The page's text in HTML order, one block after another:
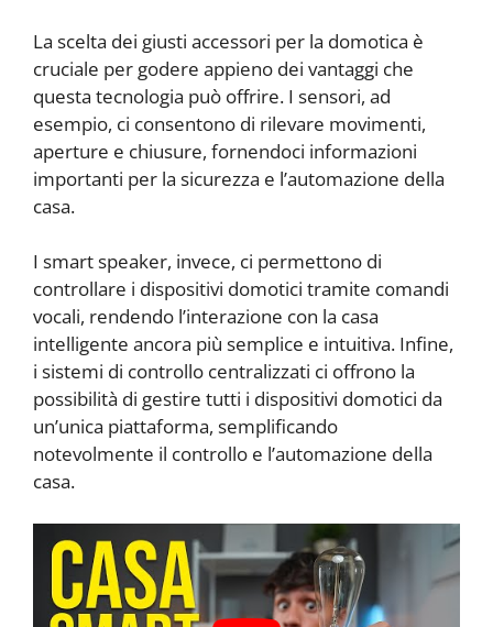
La scelta dei giusti accessori per la domotica è
cruciale per godere appieno dei vantaggi che
questa tecnologia può offrire. I sensori, ad
esempio, ci consentono di rilevare movimenti,
aperture e chiusure, fornendoci informazioni
importanti per la sicurezza e l’automazione della
casa.
I smart speaker, invece, ci permettono di
controllare i dispositivi domotici tramite comandi
vocali, rendendo l’interazione con la casa
intelligente ancora più semplice e intuitiva. Infine,
i sistemi di controllo centralizzati ci offrono la
possibilità di gestire tutti i dispositivi domotici da
un’unica piattaforma, semplificando
notevolmente il controllo e l’automazione della
casa.